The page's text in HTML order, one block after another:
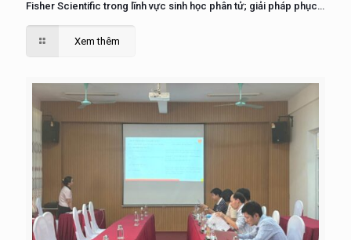
Fisher Scientific trong lĩnh vực sinh học phân tử; giải pháp phục
Xem thêm